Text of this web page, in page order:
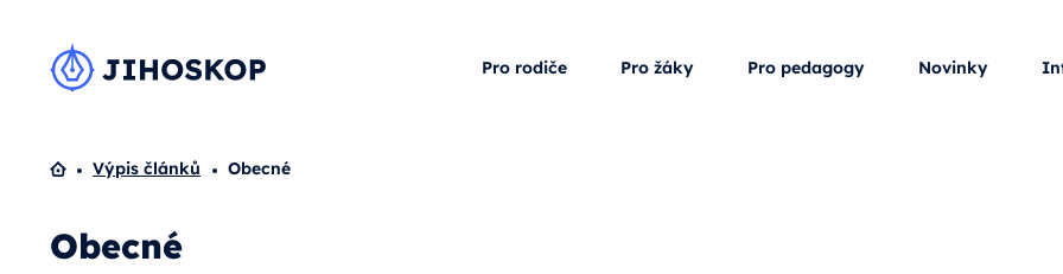
Pro rodiče Pro žáky Pro pedagogy Novinky
Domů
Výpis článků Obecné
Obecné